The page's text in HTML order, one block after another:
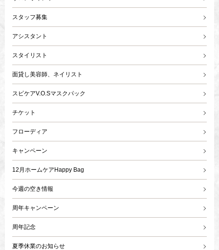
スタッフ募集
アシスタント
スタイリスト
面貸し美容師、ネイリスト
スピケアV.O.Sマスクパック
チケット
フローディア
キャンペーン
12月ホームケアHappy Bag
今週の空き情報
周年キャンペーン
周年記念
夏季休業のお知らせ